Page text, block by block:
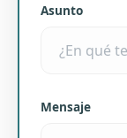
Asunto
Mensaje